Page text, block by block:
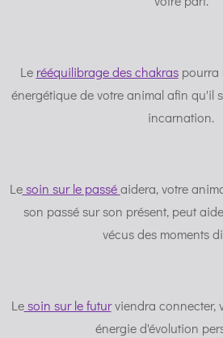
Le rééquilibrage des chakraspourra
énergétique de votre animal afin qu'il
incarnation.
Lesoin sur le passéaidera, votre
son passé sur son présent, peut
vécus des moments
Lesoin sur le futurviendra connecter,
énergie d'évolution